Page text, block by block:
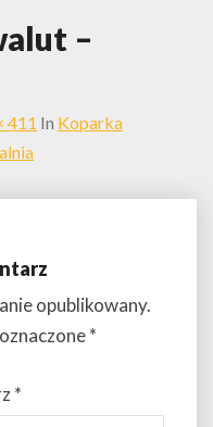
–
411 In Koparka
opublikowany.
*
*